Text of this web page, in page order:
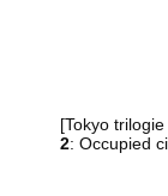
[Tokyo
2: Occupied